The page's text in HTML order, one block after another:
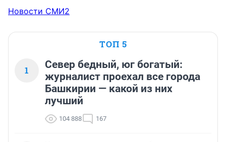
Новости СМИ2
ТОП 5
1
Север бедный, юг богатый:
журналист проехал все города
Башкирии — какой из них
лучший
104 888 167